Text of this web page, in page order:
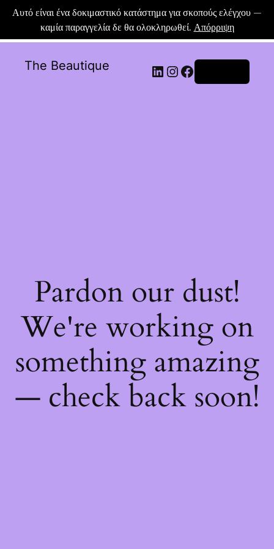
Αυτό είναι ένα δοκιμαστικό κατάστημα για σκοπούς ελέγχου —
καμία παραγγελία δε θα ολοκληρωθεί. Απόρριψη
The Beautique
Pardon our dust!
We're working on
something amazing
— check back soon!